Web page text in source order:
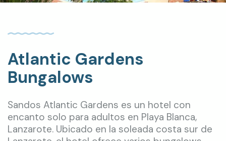
Atlantic Gardens
Bungalows
Sandos Atlantic Gardens es un hotel con
encanto solo para adultos en Playa Blanca,
Lanzarote. Ubicado en la soleada costa sur de